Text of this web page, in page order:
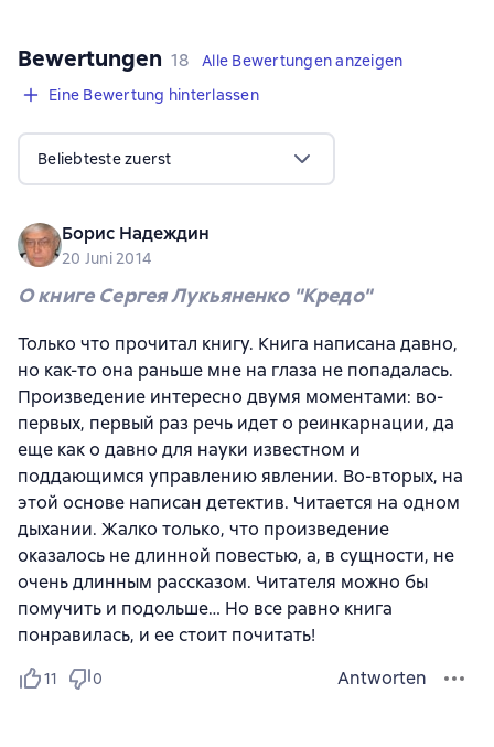
Bewertungen 18 Bewertungen
18
Alle Bewertungen anzeigen
Eine Bewertung hinterlassen
Beliebteste zuerst
Борис Надеждин
20 Juni 2014
О книге Сергея Лукьяненко "Кредо"
Только что прочитал книгу. Книга написана давно,
но как-то она раньше мне на глаза не попадалась.
Произведение интересно двумя моментами: во-
первых, первый раз речь идет о реинкарнации, да
еще как о давно для науки известном и
поддающимся управлению явлении. Во-вторых, на
этой основе написан детектив. Читается на одном
дыхании. Жалко только, что произведение
оказалось не длинной повестью, а, в сущности, не
очень длинным рассказом. Читателя можно бы
помучить и подольше… Но все равно книга
понравилась, и ее стоит почитать!
11 0 Antworten